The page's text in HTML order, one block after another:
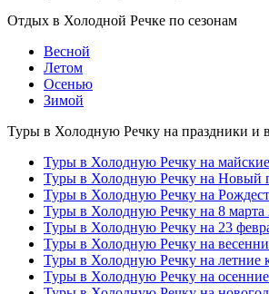
Отдых в Холодной Речке по сезонам
Весной
Летом
Осенью
Зимой
Туры в Холодную Речку на праздники и
Туры в Холодную Речку на
Туры в Холодную Речку на Новый
Туры в Холодную Речку на
Туры в Холодную Речку на 8 марта
Туры в Холодную Речку на 23
Туры в Холодную Речку на
Туры в Холодную Речку на летние
Туры в Холодную Речку на